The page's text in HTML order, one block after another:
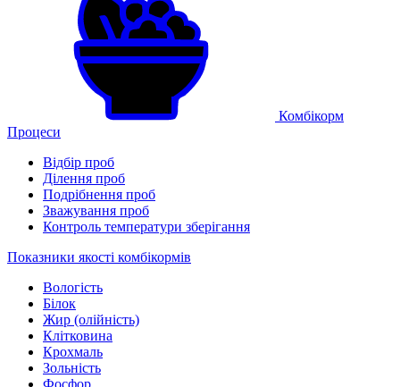
Комбікорм
Процеси
Відбір проб
Ділення проб
Подрібнення проб
Зважування проб
Контроль температури зберігання
Показники якості комбікормів
Вологість
Білок
Жир (олійність)
Клітковина
Крохмаль
Зольність
Фосфор